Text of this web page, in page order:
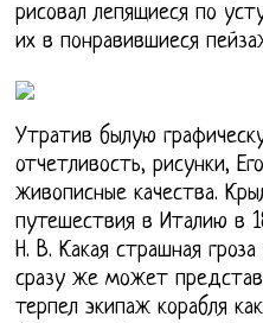
рисовал лепящиеся по
их в понравившиеся
Утратив былую
отчетливость, рисунки,
живописные качества.
путешествия в Италию в
Н. В. Какая страшная
сразу же может
терпел экипаж корабля